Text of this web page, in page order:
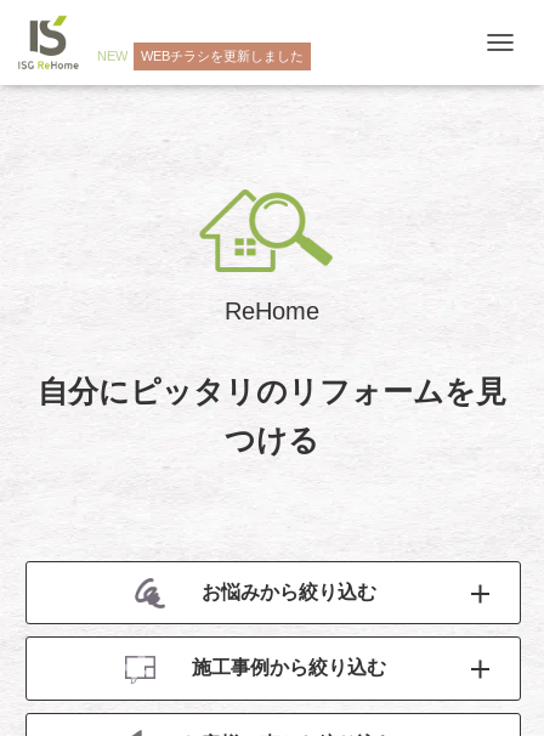
NEW WEBチラシを更新しました
ビ
ReHome
自分にピッタリのリフォームを見
つける
お悩みから絞り込む
施工事例から絞り込む